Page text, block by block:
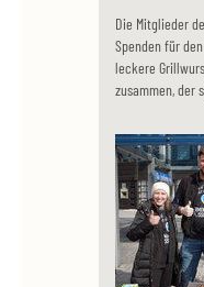
Die Mitglieder
Spenden für
leckere
zusammen, der